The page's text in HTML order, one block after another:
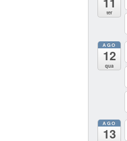
ter
AGO
12
qua
AGO
13